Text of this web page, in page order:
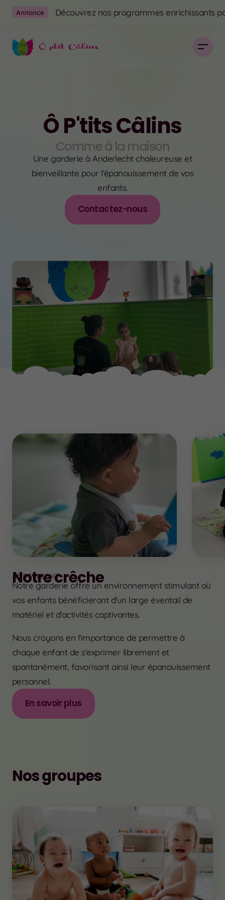
Annonce Découvrez nos programmes enrichissants
Ô P'tits Câlins
Comme à la maison
Une garderie à Anderlecht chaleureuse et
bienveillante pour l'épanouissement de vos
enfants.
Contactez-nous
ANDERLECHT
Notre crêche
Notre garderie offre un environnement stimulant où
vos enfants bénéficieront d'un large éventail de
matériel et d'activités captivantes.
Nous croyons en l'importance de permettre à
chaque enfant de s'exprimer librement et
spontanément, favorisant ainsi leur épanouissement
personnel.
En savoir plus
Nos groupes